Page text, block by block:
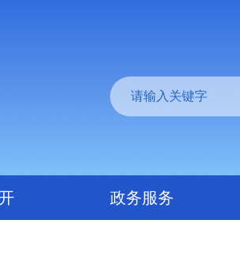
政务服务